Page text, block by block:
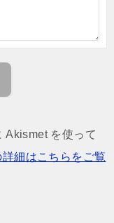
Akismet を使って
細はこちらをご覧